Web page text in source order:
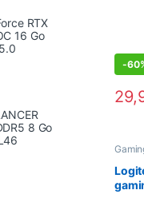
-
Mäuse
RTX
16 Go
8 Go